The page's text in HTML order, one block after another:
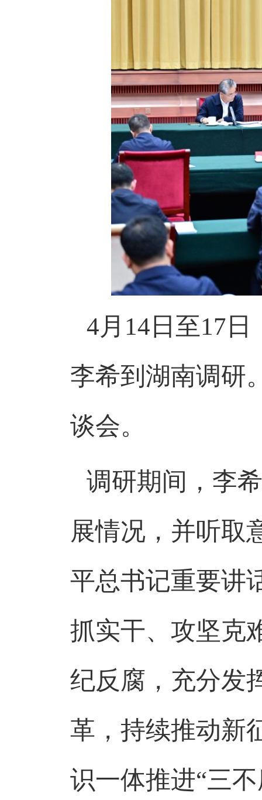
4月 14 日至17 日
李希到湖南调研
谈会。
调研期间，李
展情况，并听取
平总书记重要讲
抓实干、攻坚克
纪反腐，充分发
革，持续推动新
识一体推进“三